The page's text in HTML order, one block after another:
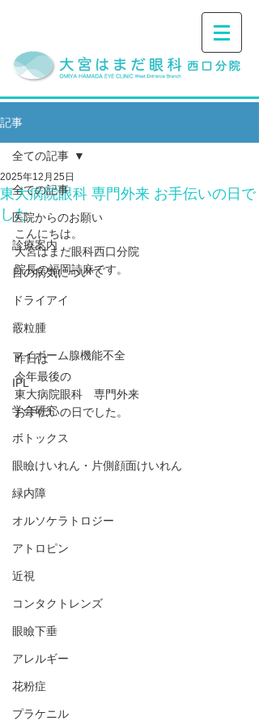
記事
全ての記事
医院からのお願い
診療案内
目の病気について
ドライアイ
霰粒腫
マイボーム腺機能不全
IPL
学会研究
ボトックス
眼瞼けいれん・片側顔面けいれん
緑内障
オルソケラトロジー
アトロピン
近視
コンタクトレンズ
眼瞼下垂
アレルギー
花粉症
プラケニル
全ての記事
東大病院眼科 専門外来 お手伝いの日で
した
2025年12月25日
こんにちは。
大宮はまだ眼科西口分院
院長の福岡詩麻です。
昨日は
今年最後の
東大病院眼科　専門外来
お手伝いの日でした。